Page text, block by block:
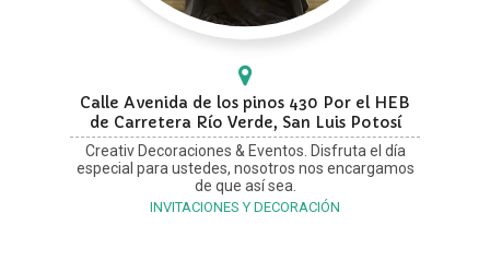
Calle Avenida de los pinos 430 Por el HEB
de Carretera Río Verde, San Luis Potosí
Creativ Decoraciones & Eventos. Disfruta el día
especial para ustedes, nosotros nos encargamos
de que así sea.
INVITACIONES Y DECORACIÓN